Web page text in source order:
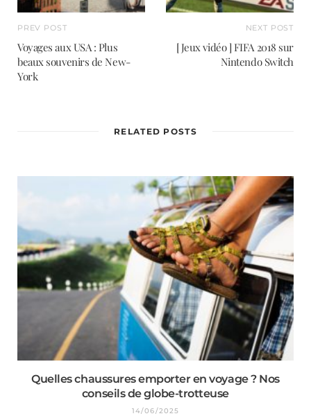
PREV POST
Voyages aux USA : Plus
beaux souvenirs de New-
York
NEXT POST
[ Jeux vidéo ] FIFA 2018 sur
Nintendo Switch
RELATED POSTS
Quelles chaussures emporter en voyage ? Nos
conseils de globe-trotteuse
14/06/2025